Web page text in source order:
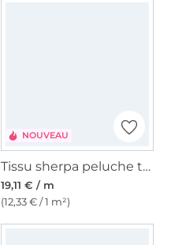
NOUVEAU
Tissu sherpa peluche teddy In Love with Leo, menthe
19,11 € / m
(12,33 € / 1 m²)